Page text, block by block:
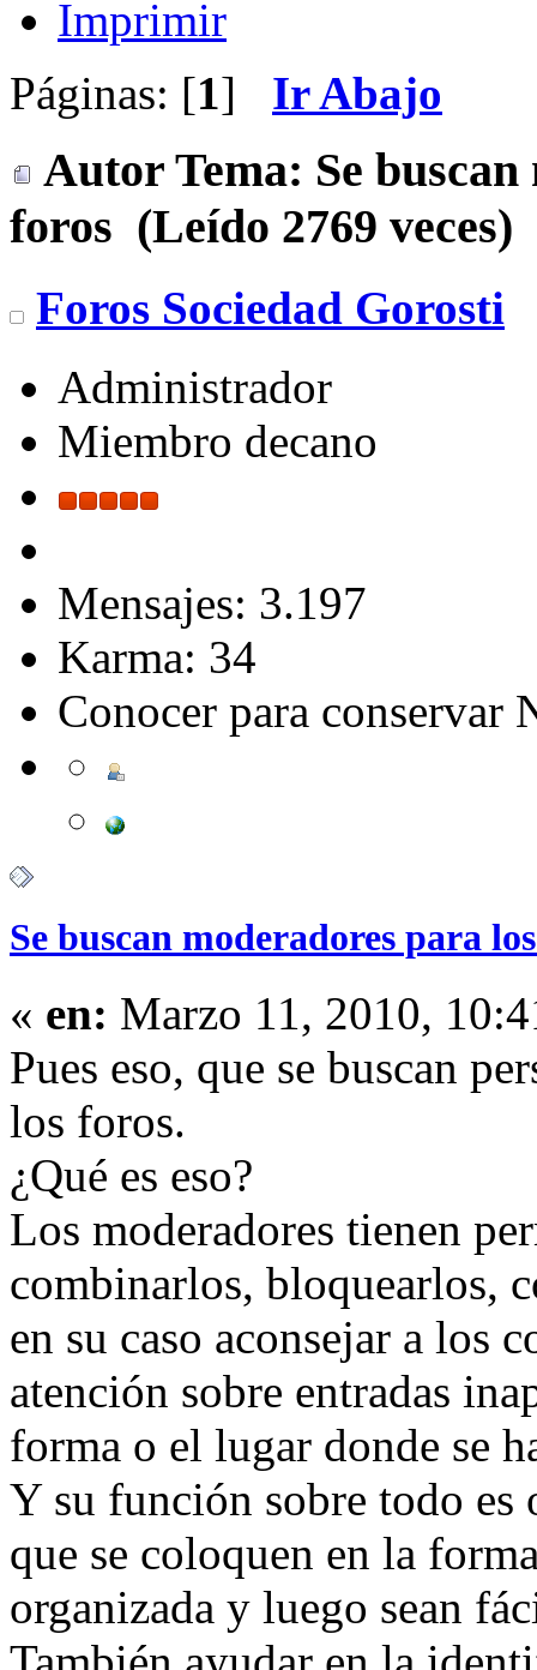
Imprimir
Páginas: [1] Ir Abajo
Autor Tema: Se
foros (Leído 2769 veces)
Foros Sociedad Gorosti
Administrador
Miembro decano
Mensajes: 3.197
Karma: 34
Conocer para conservar
Se buscan moderadores para
« en: Marzo 11, 2010,
Pues eso, que se buscan
los foros.
¿Qué es eso?
Los moderadores tienen
combinarlos, bloquearlos,
en su caso aconsejar a los
atención sobre entradas
forma o el lugar donde se
Y su función sobre todo es
que se coloquen en la
organizada y luego sean